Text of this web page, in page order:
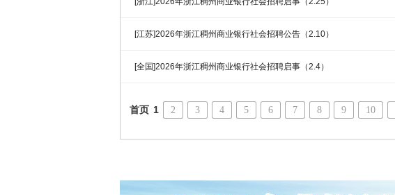
[江苏]2026年浙江稠州商业银行社会招聘公告（2.10）
[全国]2026年浙江稠州商业银行社会招聘启事（2.4）
首页 1 2 3 4 5 6 7 8 9 10